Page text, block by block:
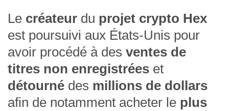
Le créateur du projet crypto Hex
est poursuivi aux États-Unis pour
avoir procédé à des ventes de
titres non enregistrées et
détourné des millions de dollars
afin de notamment acheter le plus